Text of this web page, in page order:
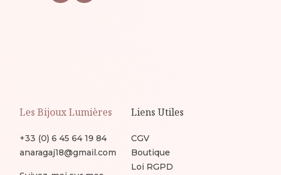
Les Bijoux Lumières
+33 (0) 6 45 64 19 84
anaragaj18@gmail.com
Liens Utiles
CGV
Boutique
Loi RGPD